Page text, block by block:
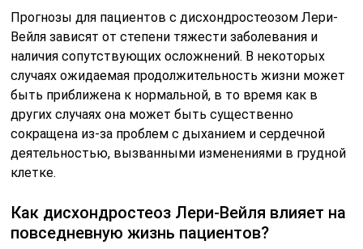
Прогнозы для пациентов с дисхондростеозом Лери-
Вейля зависят от степени тяжести заболевания и
наличия сопутствующих осложнений. В некоторых
случаях ожидаемая продолжительность жизни может
быть приближена к нормальной, в то время как в
других случаях она может быть существенно
сокращена из-за проблем с дыханием и сердечной
деятельностью, вызванными изменениями в грудной
клетке.
Как дисхондростеоз Лери-Вейля влияет на
повседневную жизнь пациентов?